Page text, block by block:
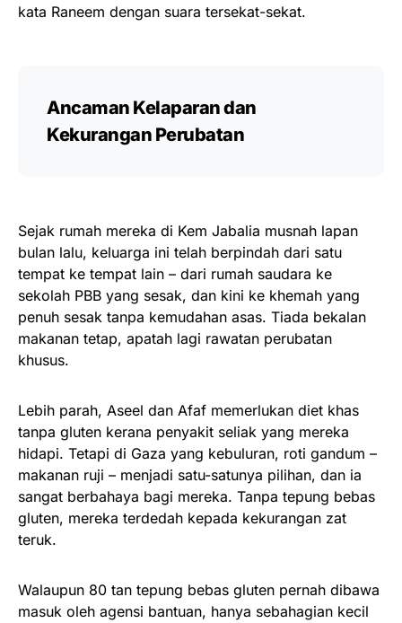
kata Raneem dengan suara tersekat-sekat.
Ancaman Kelaparan dan
Kekurangan Perubatan
Sejak rumah mereka di Kem Jabalia musnah lapan
bulan lalu, keluarga ini telah berpindah dari satu
tempat ke tempat lain – dari rumah saudara ke
sekolah PBB yang sesak, dan kini ke khemah yang
penuh sesak tanpa kemudahan asas. Tiada bekalan
makanan tetap, apatah lagi rawatan perubatan
khusus.
Lebih parah, Aseel dan Afaf memerlukan diet khas
tanpa gluten kerana penyakit seliak yang mereka
hidapi. Tetapi di Gaza yang kebuluran, roti gandum –
makanan ruji – menjadi satu-satunya pilihan, dan ia
sangat berbahaya bagi mereka. Tanpa tepung bebas
gluten, mereka terdedah kepada kekurangan zat
teruk.
Walaupun 80 tan tepung bebas gluten pernah dibawa
masuk oleh agensi bantuan, hanya sebahagian kecil